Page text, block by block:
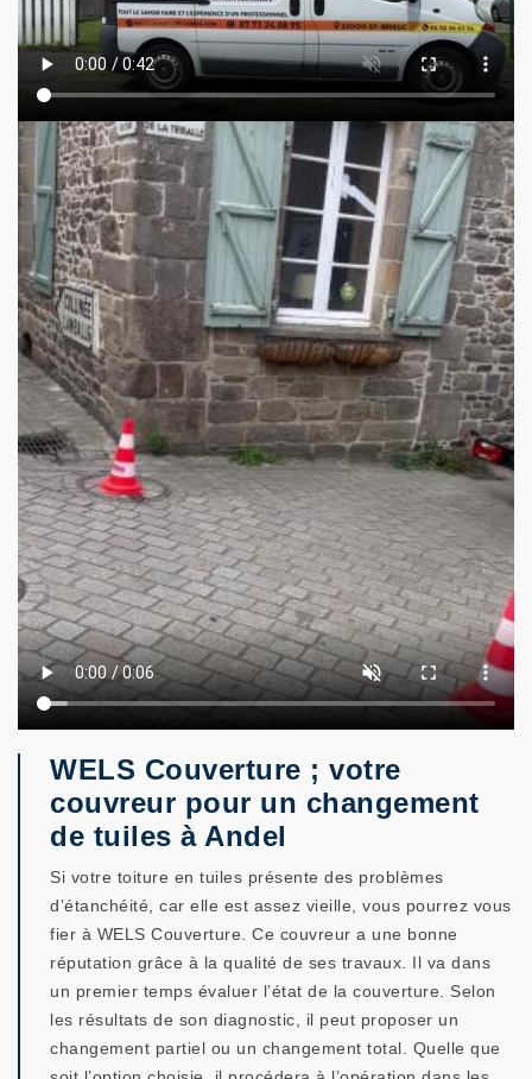
WELS Couverture ; votre
couvreur pour un changement
de tuiles à Andel
Si votre toiture en tuiles présente des problèmes
d’étanchéité, car elle est assez vieille, vous pourrez vous
fier à WELS Couverture. Ce couvreur a une bonne
réputation grâce à la qualité de ses travaux. Il va dans
un premier temps évaluer l’état de la couverture. Selon
les résultats de son diagnostic, il peut proposer un
changement partiel ou un changement total. Quelle que